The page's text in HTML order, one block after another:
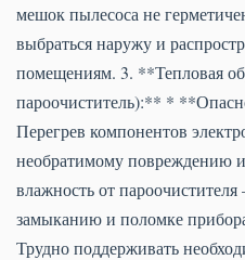
мешок пылесоса не
выбраться наружу и
помещениям. 3. **Тепловая
пароочиститель):** *
Перегрев компонентов
необратимому повреждению
влажность от
замыканию и поломке
Трудно поддерживать